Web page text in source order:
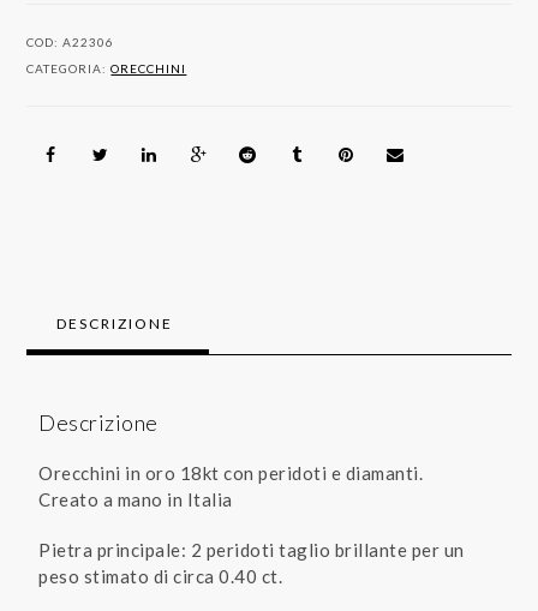
COD:A22306
CATEGORIA:ORECCHINI
DESCRIZIONE
Descrizione
Orecchini in oro 18kt con peridoti e diamanti.
Creato a mano in Italia
Pietra principale: 2 peridoti taglio brillante per un
peso stimato di circa 0.40 ct.